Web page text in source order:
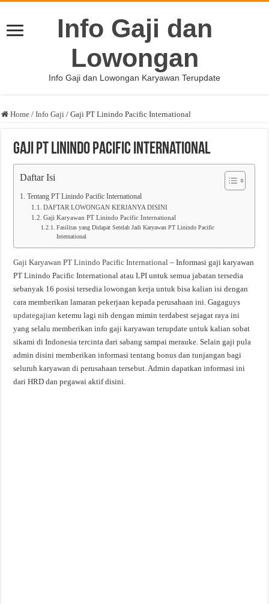
Info Gaji dan
Lowongan
Info Gaji dan Lowongan Karyawan Terupdate
Home / Info Gaji / Gaji PT Linindo Pacific International
Gaji PT Linindo Pacific International
Daftar Isi
Tentang PT Linindo Pacific International
DAFTAR LOWONGAN KERJANYA DISINI
Gaji Karyawan PT Linindo Pacific International
Fasilitas yang Didapat Setelah Jadi Karyawan PT Linindo Pacific
International
Gaji Karyawan PT Linindo Pacific International – Informasi gaji karyawan
PT Linindo Pacific International atau LPI untuk semua jabatan tersedia
sebanyak 16 posisi tersedia lowongan kerja untuk bisa kalian isi dengan
cara memberikan lamaran pekerjaan kepada perusahaan ini. Gagaguys
updategajian ketemu lagi nih dengan mimin terdabest sejagat raya ini
yang selalu memberikan info gaji karyawan terupdate untuk kalian sobat
sikami di Indonesia tercinta dari sabang sampai merauke. Selain gaji pula
admin disini memberikan informasi tentang bonus dan tunjangan bagi
seluruh karyawan di perusahaan tersebut. Admin dapatkan informasi ini
dari HRD dan pegawai aktif disini.